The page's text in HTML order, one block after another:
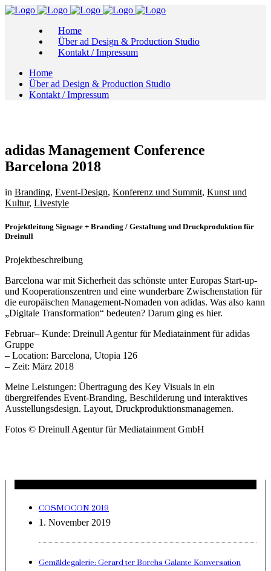
Home
Über ad Design & Production Studio
Kontakt / Impressum
Home
Über ad Design & Production Studio
Kontakt / Impressum
adidas Management Conference
Barcelona 2018
in Branding, Event-Design, Konferenz und Summit, Kunst und
Kultur, Livestyle
Projektleitung Signage + Branding / Gestaltung und Druckproduktion für
Dreinull
Projektbeschreibung
Barcelona war mit Sicherheit das schönste unter Europas Start-up-
und Kooperationszentren und eine wunderbare Zwischenstation für
die europäischen Management-Nomaden von adidas. Was also kann
„Digitale Transformation“ bedeuten? Darum ging es hier.
Februar– Kunde: Dreinull Agentur für Mediatainment für adidas
Gruppe
– Location: Barcelona, Utopia 126
– Zeit: März 2018
Meine Leistungen: Übertragung des Key Visuals in ein
übergreifendes Event-Branding, Beschilderung und interaktives
Ausstellungsdesign. Layout, Druckproduktionsmanagemen.
Fotos © Dreinull Agentur für Mediatainment GmbH
COSMOCON 2019
1. November 2019
Gemäldegalerie: Gerard ter Borchs Galante Konversation